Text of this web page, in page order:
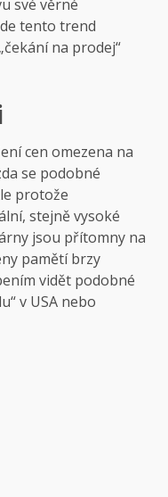
své věrné
tento trend
na prodej“
cen omezena na
se podobné
protože
stejně vysoké
jsou přítomny na
pamětí brzy
vidět podobné
v USA nebo